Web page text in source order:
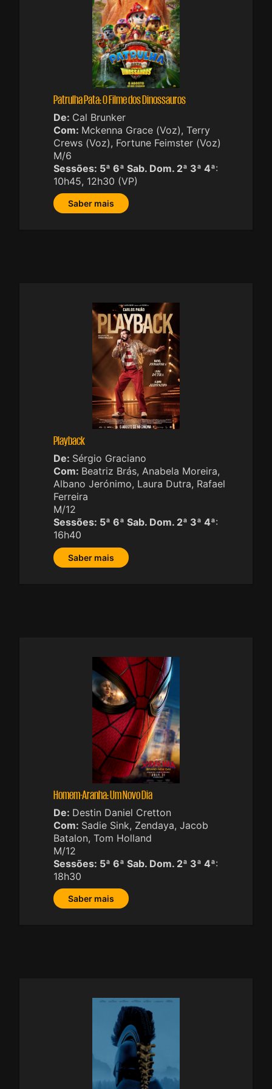
Patrulha Pata: O Filme dos Dinossauros
De: Cal Brunker
Com: Mckenna Grace (Voz), Terry
Crews (Voz), Fortune Feimster (Voz)
M/6
Sessões: 5ª 6ª Sab. Dom. 2ª 3ª 4ª:
10h45, 12h30 (VP)
Saber mais
Playback
De: Sérgio Graciano
Com: Beatriz Brás, Anabela Moreira,
Albano Jerónimo, Laura Dutra, Rafael
Ferreira
M/12
Sessões: 5ª 6ª Sab. Dom. 2ª 3ª 4ª:
16h40
Saber mais
Homem-Aranha: Um Novo Dia
De: Destin Daniel Cretton
Com: Sadie Sink, Zendaya, Jacob
Batalon, Tom Holland
M/12
Sessões: 5ª 6ª Sab. Dom. 2ª 3ª 4ª:
18h30
Saber mais